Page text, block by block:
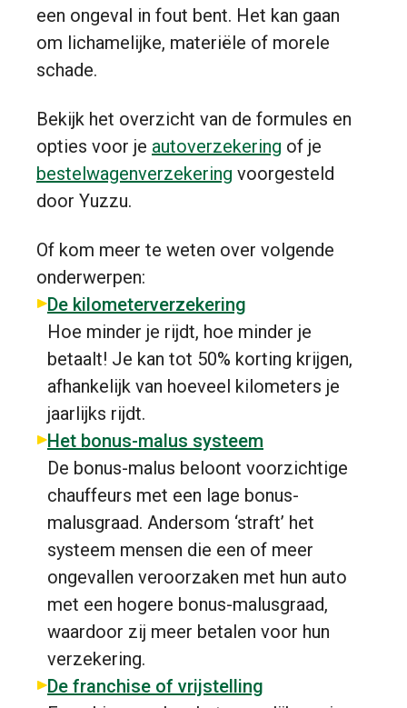
een ongeval in fout bent. Het kan gaan
om lichamelijke, materiële of morele
schade.
Bekijk het overzicht van de formules en
opties voor je autoverzekering of je
bestelwagenverzekering voorgesteld
door Yuzzu.
Of kom meer te weten over volgende
onderwerpen:
De kilometerverzekering
Hoe minder je rijdt, hoe minder je
betaalt! Je kan tot 50% korting krijgen,
afhankelijk van hoeveel kilometers je
jaarlijks rijdt.
Het bonus-malus systeem
De bonus-malus beloont voorzichtige
chauffeurs met een lage bonus-
malusgraad. Andersom ‘straft’ het
systeem mensen die een of meer
ongevallen veroorzaken met hun auto
met een hogere bonus-malusgraad,
waardoor zij meer betalen voor hun
verzekering.
De franchise of vrijstelling